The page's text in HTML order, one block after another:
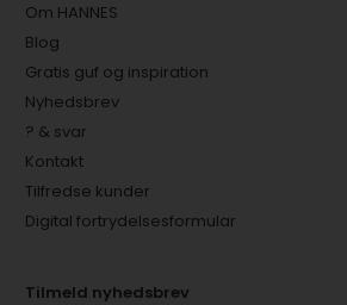
Om HANNES
Blog
Gratis guf og inspiration
Nyhedsbrev
? & svar
Kontakt
Tilfredse kunder
Digital fortrydelsesformular
Tilmeld nyhedsbrev